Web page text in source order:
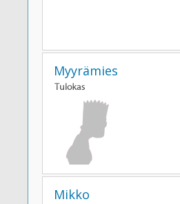
Myyrämies
Mikko